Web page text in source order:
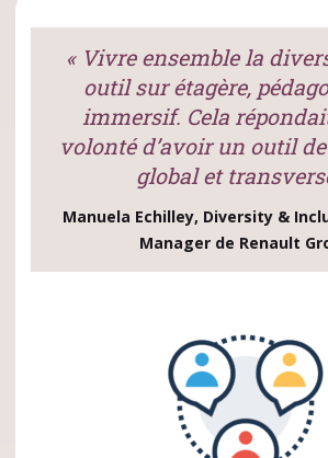
« Vivre ensemble la
outil sur étagère,
immersif. Cela
volonté d’avoir un outil
global et
Manuela Echilley, Diversity &
Manager de Renault